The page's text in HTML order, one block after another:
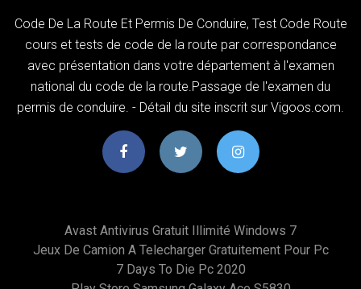
Code De La Route Et Permis De Conduire, Test Code Route
cours et tests de code de la route par correspondance
avec présentation dans votre département à l'examen
national du code de la route.Passage de l'examen du
permis de conduire. - Détail du site inscrit sur Vigoos.com.
Avast Antivirus Gratuit Illimité Windows 7
Jeux De Camion A Telecharger Gratuitement Pour Pc
7 Days To Die Pc 2020